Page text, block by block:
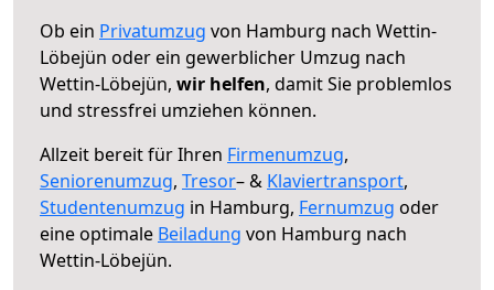
Ob ein Privatumzug von Hamburg nach Wettin-
Löbejün oder ein gewerblicher Umzug nach
Wettin-Löbejün, wir helfen, damit Sie problemlos
und stressfrei umziehen können.
Allzeit bereit für Ihren Firmenumzug,
Seniorenumzug, Tresor– & Klaviertransport,
Studentenumzug in Hamburg, Fernumzug oder
eine optimale Beiladung von Hamburg nach
Wettin-Löbejün.